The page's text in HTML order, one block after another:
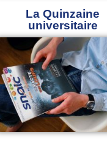
La Quinzaine
universitaire